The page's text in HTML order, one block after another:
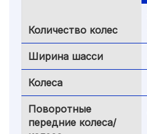
Количество колес
Ширина шасси
Колеса
Поворотные
передние колеса/